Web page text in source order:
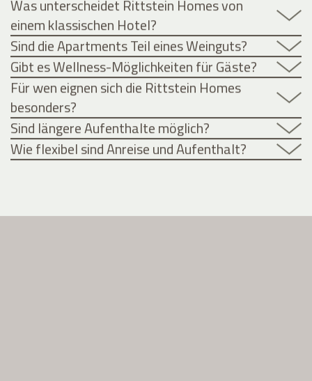
Was unterscheidet Rittstein Homes von
einem klassischen Hotel?
Sind die Apartments Teil eines Weinguts?
Gibt es Wellness-Möglichkeiten für Gäste?
Für wen eignen sich die Rittstein Homes
besonders?
Sind längere Aufenthalte möglich?
Wie flexibel sind Anreise und Aufenthalt?